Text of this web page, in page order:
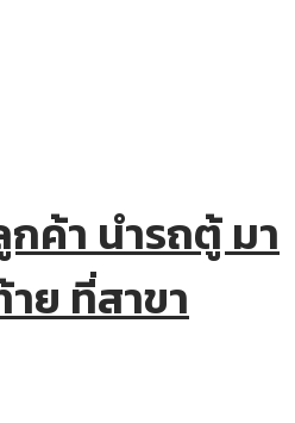
า นำรถตู้ มา
ย ที่สาขา